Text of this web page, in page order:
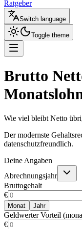
Ratgeber
Switch language
Toggle theme
Brutto
Wie viel bleibt Netto
Der modernste
datenschutzfreundlich.
Deine Angaben
Abrechnungsjahr
Bruttogehalt
€
Monat Jahr
Geldwerter Vorteil
€